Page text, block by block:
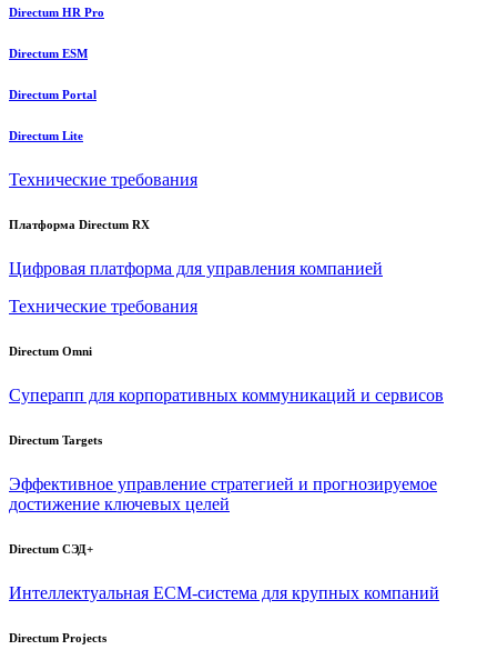
Directum HR Pro
Directum ESM
Directum Portal
Directum Lite
Технические требования
Платформа Directum RX
Цифровая платформа для управления компанией
Технические требования
Directum Omni
Суперапп для корпоративных коммуникаций и сервисов
Directum Targets
Эффективное управление стратегией и прогнозируемое
достижение ключевых целей
Directum СЭД+
Интеллектуальная ECM-система для крупных компаний
Directum Projects